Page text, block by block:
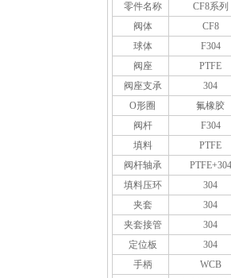
零件名称
CF8系列
阀体
CF8
球体
F304
阀座
PTFE
阀座支承
304
O形圈
氟橡胶
阀杆
F304
填料
PTFE
阀杆轴承
PTFE+304
填料压环
304
夹套
304
夹套接管
304
定位板
304
手柄
WCB